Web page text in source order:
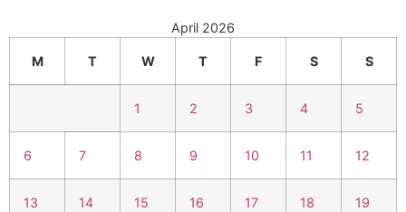
April 2026
M T W T F S S
1 2 3 4 5
6 7 8 9 10 11 12
13 14 15 16 17 18 19